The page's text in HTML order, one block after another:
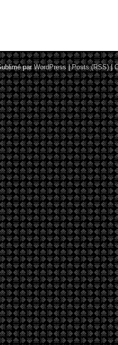
parWordPress |Posts (RSS)|